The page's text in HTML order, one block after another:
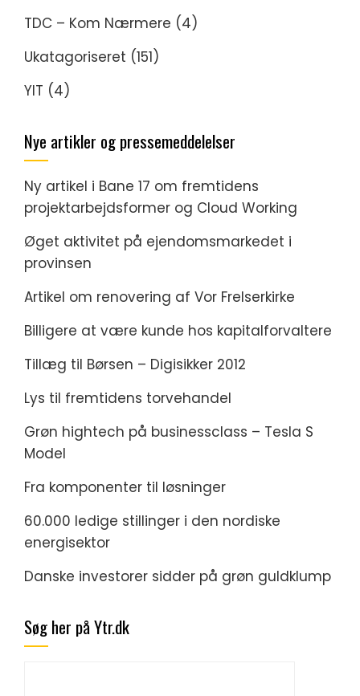
TDC – Kom Nærmere (4)
Ukatagoriseret (151)
YIT (4)
Nye artikler og pressemeddelelser
Ny artikel i Bane 17 om fremtidens
projektarbejdsformer og Cloud Working
Øget aktivitet på ejendomsmarkedet i
provinsen
Artikel om renovering af Vor Frelserkirke
Billigere at være kunde hos kapitalforvaltere
Tillæg til Børsen – Digisikker 2012
Lys til fremtidens torvehandel
Grøn hightech på businessclass – Tesla S
Model
Fra komponenter til løsninger
60.000 ledige stillinger i den nordiske
energisektor
Danske investorer sidder på grøn guldklump
Søg her på Ytr.dk